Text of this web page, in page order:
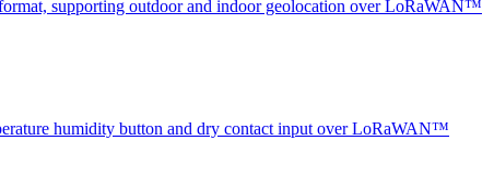
supporting outdoor and indoor geolocation over LoRaWAN™
humidity button and dry contact input over LoRaWAN™